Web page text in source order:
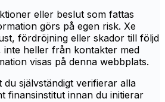
eller beslut som fattas
görs på egen risk. Xe
fördröjning eller skador till följd
inte heller från kontakter med
visas på denna webbplats.
självständigt verifierar alla
finansinstitut innan du initierar